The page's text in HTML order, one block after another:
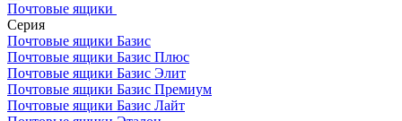
Почтовые ящики
Серия
Почтовые ящики Базис
Почтовые ящики Базис Плюс
Почтовые ящики Базис Элит
Почтовые ящики Базис Премиум
Почтовые ящики Базис Лайт